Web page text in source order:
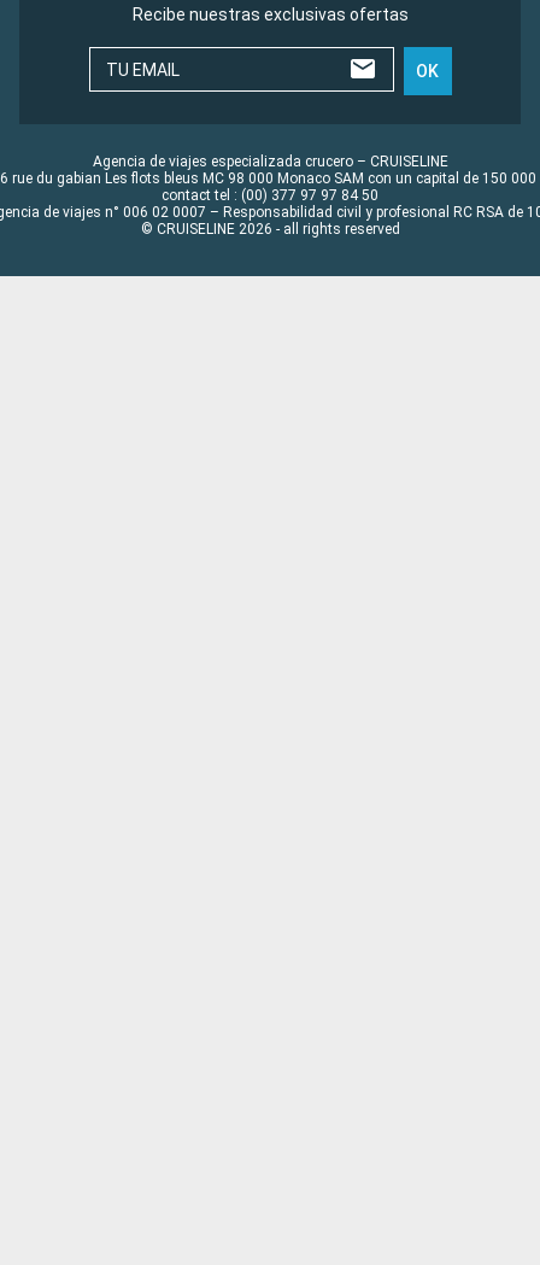
Recibe nuestras exclusivas ofertas
TU EMAIL OK
Agencia de viajes especializada crucero – CRUISELINE
rue du gabian Les flots bleus MC 98 000 Monaco SAM con un capital de 150 000
contact tel : (00) 377 97 97 84 50
de viajes n° 006 02 0007 – Responsabilidad civil y profesional RC RSA de
© CRUISELINE 2026 - all rights reserved